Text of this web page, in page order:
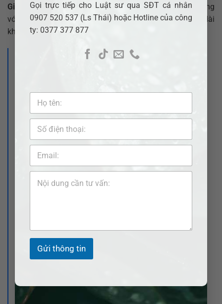
Gọi trực tiếp cho Luật sư qua SĐT cá nhân
0907 520 537 (Ls Thái) hoặc Hotline của công
ty: 0377 377 877
Gửi thông tin
Giảm áp lực pháp lý:Hỗ trợ bạn trong việc thương lượng
với bên còn lại, hạn chế tối đa những tranh chấp kéo dài
không cần thiết.
>>> Xem thêm bài viết:
Luật sư ADB SAIGON hướng dẫn thay đổi
quyền nuôi con ở Phú Tân?
Có thay đổi quyền nuôi con được không?
Luật sư ADB SAIGON hướng dẫn thay đổi
quyền nuôi con ở Thành phố Cà Mau?
Có thay đổi quyền nuôi con được không?
quyền nuôi con ở Trần Văn Thời?